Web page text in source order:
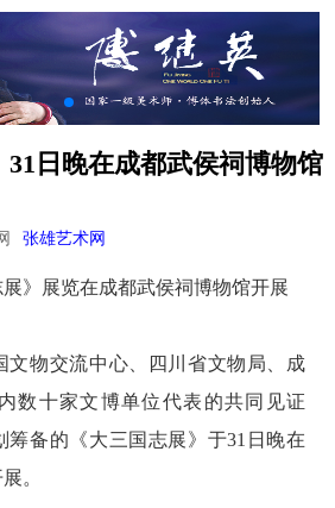
31日晚在成都武侯祠博物馆
张雄艺术网
》展览在成都武侯祠博物馆开展
文物交流中心、四川省文物局、成
数十家文博单位代表的共同见证
筹备的《大三国志展》于31日晚在
。